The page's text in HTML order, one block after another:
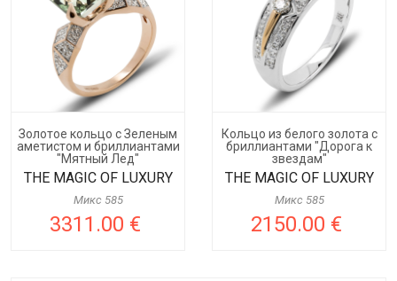
Золотое кольцо с Зеленым
аметистом и бриллиантами
"Мятный Лед"
THE MAGIC OF LUXURY
Микс 585
3311.00 €
Кольцо из белого золота с
бриллиантами "Дорога к
звездам"
THE MAGIC OF LUXURY
Микс 585
2150.00 €